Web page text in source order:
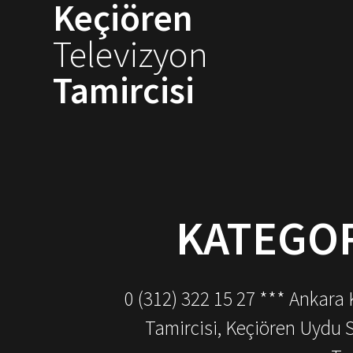
Keçiören
Televizyon
Tamircisi
0 (312) 322 15 27 ***
Tamircisi, Keçiören Uydu